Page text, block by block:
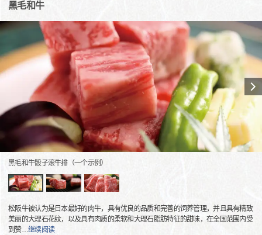
黑毛和牛
黑毛和牛骰子滚牛排（一个示例）
松阪牛被认为是日本最好的肉牛，具有优良的品质和完善的饲养管理，并且具有精致
美丽的大理石花纹，以及具有肉质的柔软和大理石脂肪特征的甜味，在全国范围内受
到赞…继续阅读